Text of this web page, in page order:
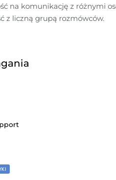
na komunikację z różnymi
z liczną grupą rozmówców.